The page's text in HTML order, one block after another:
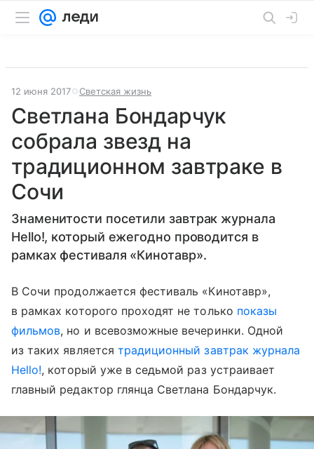
12 июня 2017 Светская жизнь
Светлана Бондарчук
собрала звезд на
традиционном завтраке в
Сочи
Знаменитости посетили завтрак журнала
Hello!, который ежегодно проводится в
рамках фестиваля «Кинотавр».
В Сочи продолжается фестиваль «Кинотавр»,
в рамках которого проходят не только показы
фильмов, но и всевозможные вечеринки. Одной
из таких является традиционный завтрак журнала
Hello!, который уже в седьмой раз устраивает
главный редактор глянца Светлана Бондарчук.